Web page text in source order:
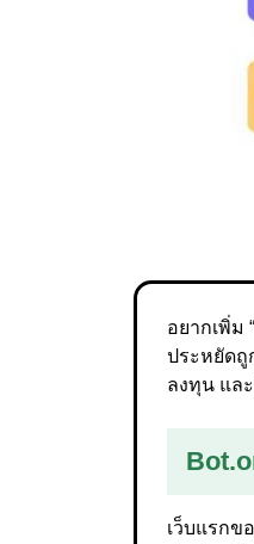
อยากเพิ่ม
ประหยัดถู
ลงทุน แล
เว็บแรกข